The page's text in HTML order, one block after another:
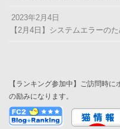
2023年2月4日
【2月4日】システムエラーの
【ランキング参加中】ご訪問時
の励みになります。